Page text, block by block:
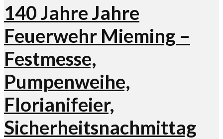
140 Jahre Jahre
Feuerwehr Mieming –
Festmesse,
Pumpenweihe,
Florianifeier,
Sicherheitsnachmittag